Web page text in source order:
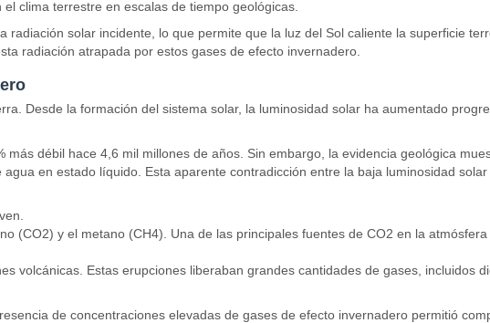
clima terrestre en escalas de tiempo geológicas.
solar incidente, lo que permite que la luz del Sol caliente la superficie
radiación atrapada por estos gases de efecto invernadero.
Desde la formación del sistema solar, la luminosidad solar ha aumentado
débil hace 4,6 mil millones de años. Sin embargo, la evidencia geológica
en estado líquido. Esta aparente contradicción entre la baja luminosidad
(CO2) y el metano (CH4). Una de las principales fuentes de CO2 en la
volcánicas. Estas erupciones liberaban grandes cantidades de gases, incluidos
de concentraciones elevadas de gases de efecto invernadero permitió